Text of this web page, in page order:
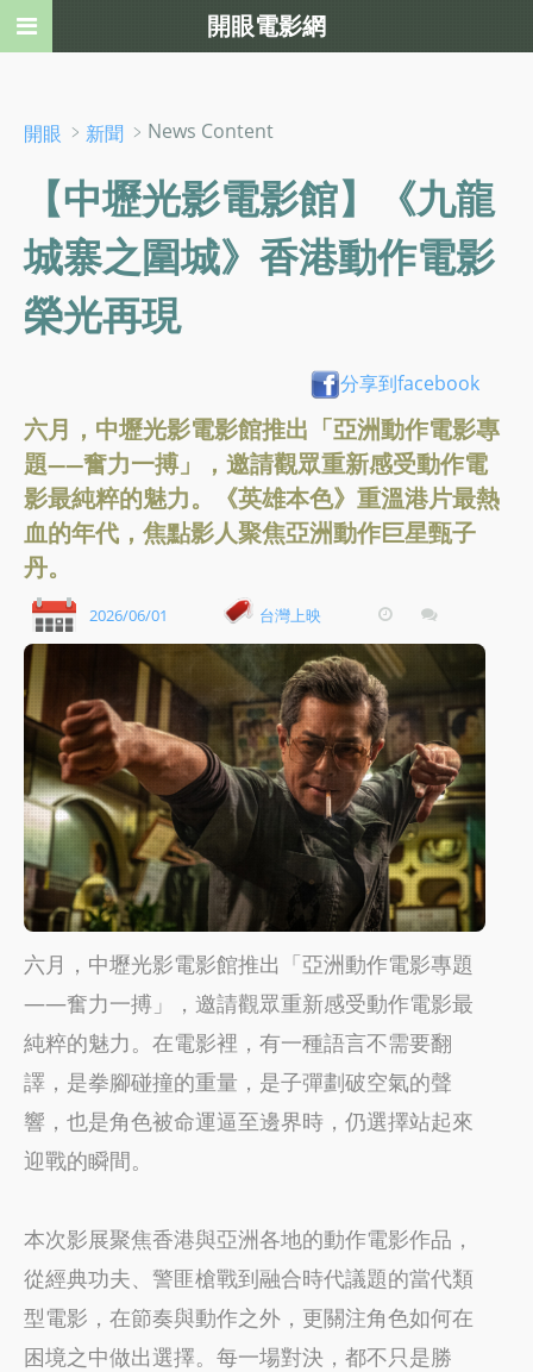
開眼 ﹥ 新聞 ﹥News Content
【中壢光影電影館】《九龍
城寨之圍城》香港動作電影
榮光再現
分享到facebook
六月，中壢光影電影館推出「亞洲動作電影專
題——奮力一搏」，邀請觀眾重新感受動作電
影最純粹的魅力。《英雄本色》重溫港片最熱
血的年代，焦點影人聚焦亞洲動作巨星甄子
丹。
2026/06/01 台灣上映
六月，中壢光影電影館推出「亞洲動作電影專題
——奮力一搏」，邀請觀眾重新感受動作電影最
純粹的魅力。在電影裡，有一種語言不需要翻
譯，是拳腳碰撞的重量，是子彈劃破空氣的聲
響，也是角色被命運逼至邊界時，仍選擇站起來
迎戰的瞬間。
本次影展聚焦香港與亞洲各地的動作電影作品，
從經典功夫、警匪槍戰到融合時代議題的當代類
型電影，在節奏與動作之外，更關注角色如何在
困境之中做出選擇。每一場對決，都不只是勝
開眼電影網